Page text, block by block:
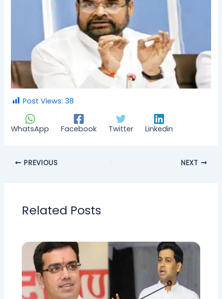
Post Views: 38
WhatsApp Facebook Twitter Linkedin
PREVIOUS NEXT
Related Posts